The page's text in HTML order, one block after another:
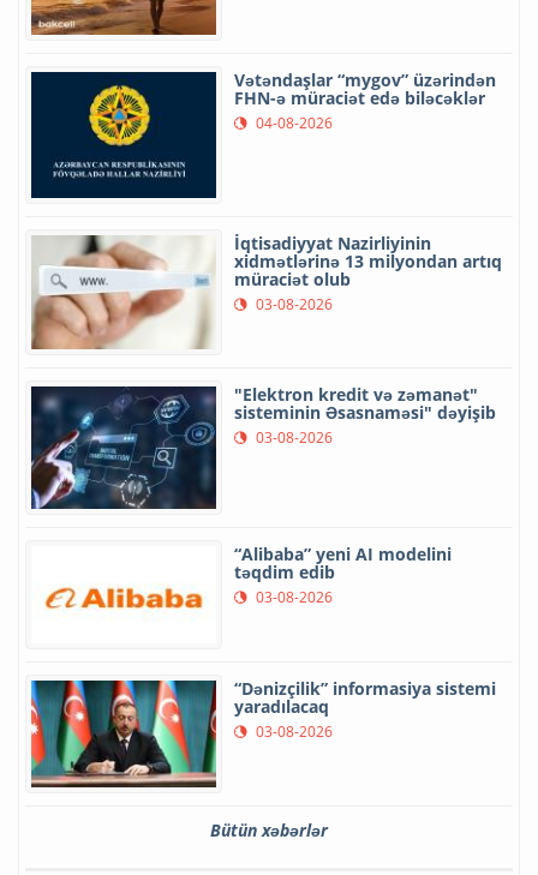
Vətəndaşlar “mygov” üzərindən
FHN-ə müraciət edə biləcəklər
04-08-2026
İqtisadiyyat Nazirliyinin
xidmətlərinə 13 milyondan artıq
müraciət olub
03-08-2026
"Elektron kredit və zəmanət"
sisteminin Əsasnaməsi" dəyişib
03-08-2026
“Alibaba” yeni AI modelini
təqdim edib
03-08-2026
“Dənizçilik” informasiya sistemi
yaradılacaq
03-08-2026
Bütün xəbərlər